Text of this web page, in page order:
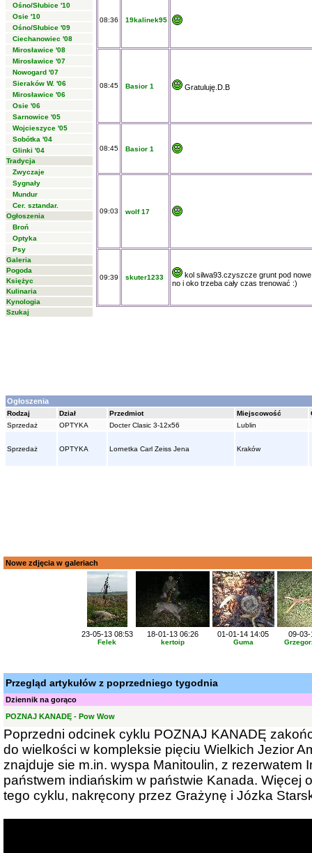
Nowe zdjęcia w galeriach
23-05-13 08:53
Felek
18-01-13 06:26
kertoip
01-01-14 14:05
Guma
09-03-
Ogłoszenia
Rodzaj Dział Przedmiot Miejscowość
Sprzedaż
OPTYKA Docter Clasic 3-12x56 Lublin
Sprzedaż OPTYKA Lornetka Carl Zeiss Jena Kraków
Przegląd artykułów z poprzedniego tygodnia
Dziennik na gorąco
POZNAJ KANADĘ - Pow Wow
Poprzedni odcinek cyklu POZNAJ KANADĘ
do wielkości w kompleksie pięciu Wielkich Jezior
znajduje sie m.in. wyspa Manitoulin, z rezerwatem
państwem indiańskim w państwie Kanada. Więcej
tego cyklu, nakręcony przez Grażynę i Józka
08:36 19kalinek95
08:45 Basior 1 Gratuluję.D.B
08:45 Basior 1
09:03 wolf 17
09:39 skuter1233
kol silwa93.czyszcze grunt pod
no i oko trzeba cały czas trenować :)
Ośno/Słubice '10
Osie '10
Ośno/Słubice '09
Ciechanowiec '08
Mirosławice '08
Mirosławice '07
Nowogard '07
Sieraków W. '06
Mirosławice '06
Osie '06
Sarnowice '05
Wojcieszyce '05
Sobótka '04
Glinki '04
Tradycja
Zwyczaje
Sygnały
Mundur
Cer. sztandar.
Ogłoszenia
Broń
Optyka
Psy
Galeria
Pogoda
Księżyc
Kulinaria
Kynologia
Szukaj